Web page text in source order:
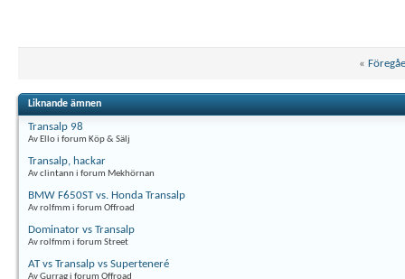
«
Liknande ämnen
Transalp 98
Av Ello i forum Köp & Sälj
Transalp, hackar
Av clintann i forum Mekhörnan
BMW F650ST vs. Honda Transalp
Av rolfmm i forum Offroad
Dominator vs Transalp
Av rolfmm i forum Street
AT vs Transalp vs Superteneré
Av Gurrag i forum Offroad